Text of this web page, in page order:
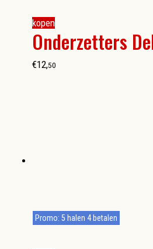
kopen
Onderzetters
€12,50
Promo: 5 halen 4 betalen